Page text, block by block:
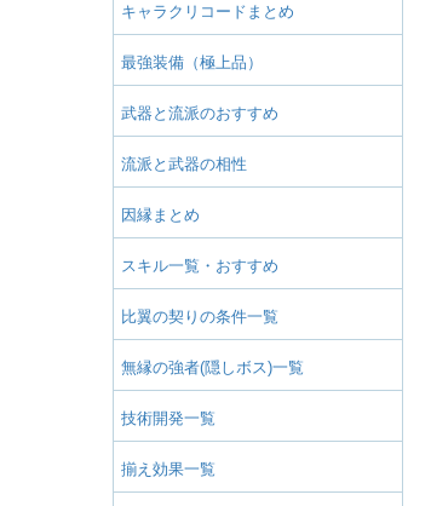
キャラクリコードまとめ
最強装備（極上品）
武器と流派のおすすめ
流派と武器の相性
因縁まとめ
スキル一覧・おすすめ
比翼の契りの条件一覧
無縁の強者(隠しボス)一覧
技術開発一覧
揃え効果一覧